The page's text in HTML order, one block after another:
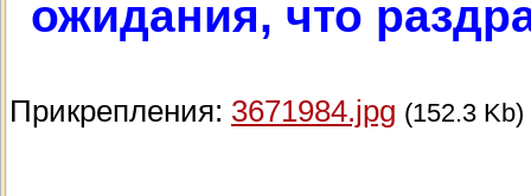
ожидания, что
Прикрепления: 3671984.jpg (152.3 Kb)